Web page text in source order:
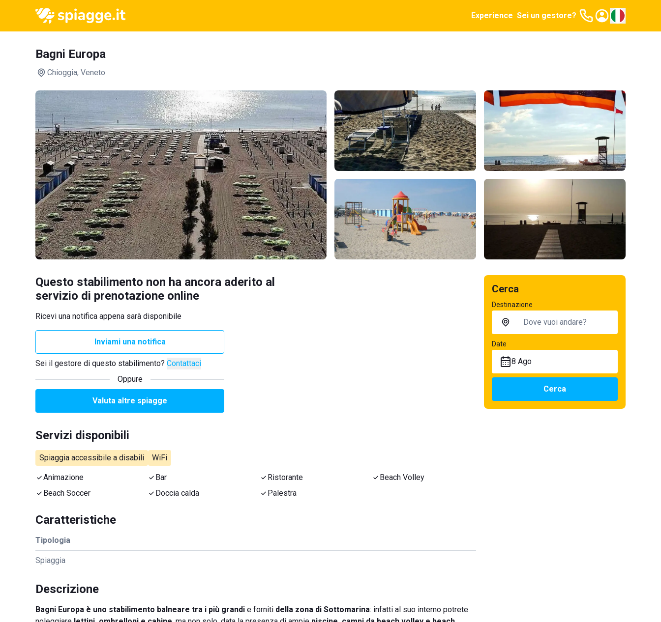
Experience Sei un gestore?
Bagni Europa
Chioggia, Veneto
Questo stabilimento non ha ancora aderito al
servizio di prenotazione online
Ricevi una notifica appena sarà disponibile
Inviami una notifica
Sei il gestore di questo stabilimento? Contattaci
Oppure
Valuta altre spiagge
Servizi disponibili
Spiaggia accessibile a disabili WiFi
Animazione Bar Ristorante
Beach Volley
Beach Soccer
Doccia calda Palestra
Caratteristiche
Tipologia
Spiaggia
Descrizione
Bagni Europa è uno stabilimento balneare tra i più grandi e forniti della zona di Sottomarina: infatti al suo interno potrete
Cerca
Destinazione
Date
8 Ago
Cerca